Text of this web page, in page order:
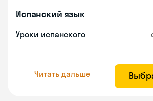
Испанский язык
Уроки испанского
Читать дальше